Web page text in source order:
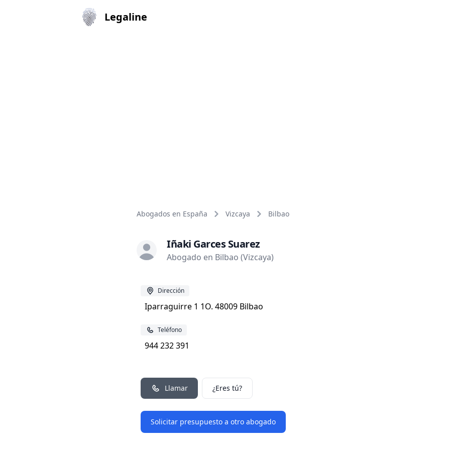
Legaline
Abogados en España Vizcaya Bilbao
Iñaki Garces Suarez
Abogado en Bilbao (Vizcaya)
Dirección
Iparraguirre 1 1O. 48009 Bilbao
Teléfono
944 232 391
Llamar ¿Eres tú?
Solicitar presupuesto a otro abogado